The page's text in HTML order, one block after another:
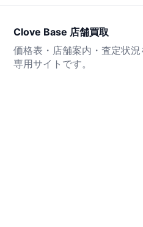
Clove Base 店舗買取
価格表・店舗案内・査定状
専用サイトです。